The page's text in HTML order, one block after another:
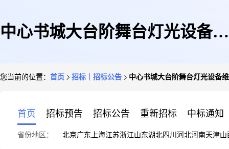
中心书城大台阶舞台灯光设备维
您当前的位置： 首页 招标｜招标公告 中心书城大台阶舞台灯光设备
首页 招标预告 招标公告 重新招标 中标通知
省份地区： 北京广东 上海江苏浙江山东湖北四川 河北河南天津山